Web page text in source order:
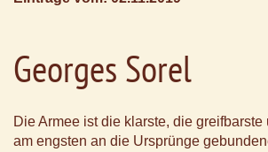
Georges Sorel
Die Armee ist die klarste, die greifbarste
am engsten an die Ursprünge